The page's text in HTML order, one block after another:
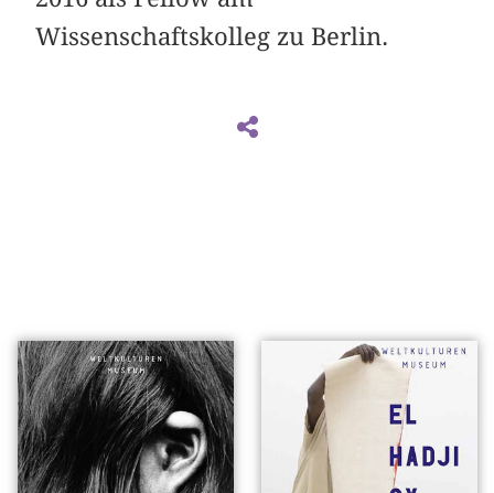
Wissenschaftskolleg zu Berlin.